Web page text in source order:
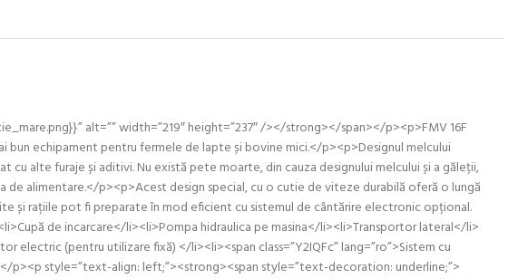
alt=”” width=”219″ height=”237″ /></strong></span></p><p>FMV 16F
bun echipament pentru fermele de lapte și bovine mici.</p><p>Designul melcului
alte furaje și aditivi. Nu există pete moarte, din cauza designului melcului și a găleții,
de alimentare.</p><p>Acest design special, cu o cutie de viteze durabilă oferă o lungă
și rațiile pot fi preparate în mod eficient cu sistemul de cântărire electronic opțional.
de incarcare</li><li>Pompa hidraulica pe masina</li><li>Transportor lateral</li>
(pentru utilizare fixă) </li><li><span class=”Y2IQFc” lang=”ro”>Sistem cu
p><p style=”text-align: left;”><strong><span style=”text-decoration: underline;”>